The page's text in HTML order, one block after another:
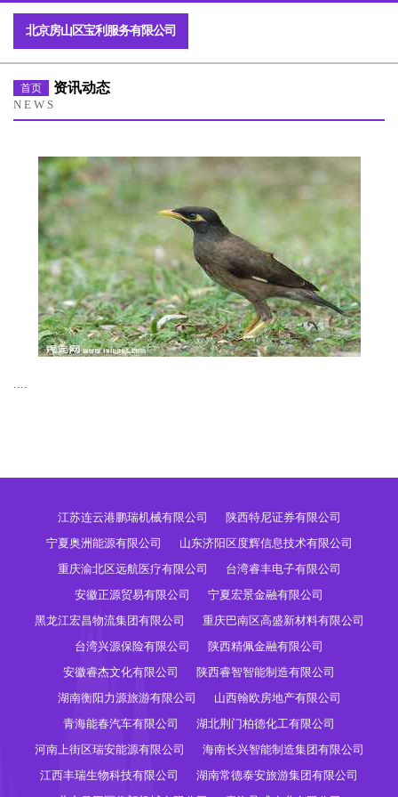
北京房山区宝利服务有限公司
首页 资讯动态
NEWS
....
江苏连云港鹏瑞机械有限公司
陕西特尼证券有限公司
宁夏奥洲能源有限公司
山东济阳区度辉信息技术有限公司
重庆渝北区远航医疗有限公司
台湾睿丰电子有限公司
安徽正源贸易有限公司
宁夏宏景金融有限公司
黑龙江宏昌物流集团有限公司
重庆巴南区高盛新材料有限公司
台湾兴源保险有限公司
陕西精佩金融有限公司
安徽睿杰文化有限公司
陕西睿智智能制造有限公司
湖南衡阳力源旅游有限公司
山西翰欧房地产有限公司
青海能春汽车有限公司
湖北荆门柏德化工有限公司
河南上街区瑞安能源有限公司
海南长兴智能制造集团有限公司
江西丰瑞生物科技有限公司
湖南常德泰安旅游集团有限公司